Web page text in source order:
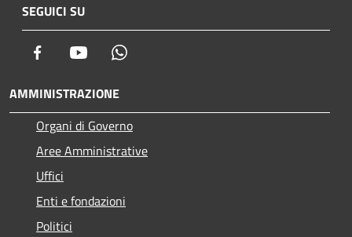
SEGUICI SU
Facebook Youtube
AMMINISTRAZIONE
Organi di Governo
Aree Amministrative
Uffici
Enti e fondazioni
Politici